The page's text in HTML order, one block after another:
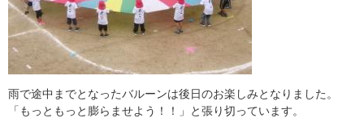
雨で途中までとなったバルーンは後日のお楽しみとなりました。
「もっともっと膨らませよう！！」と張り切っています。